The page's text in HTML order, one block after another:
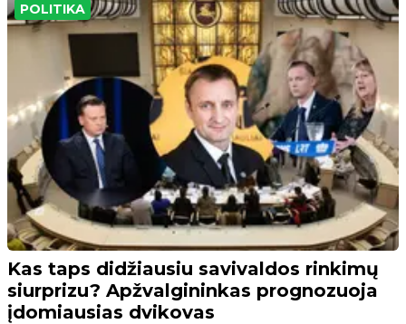
POLITIKA
Kas taps didžiausiu savivaldos rinkimų
siurprizu? Apžvalgininkas prognozuoja
įdomiausias dvikovas